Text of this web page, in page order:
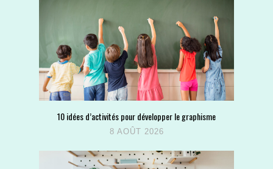
10 idées d’activités pour développer le graphisme
8 AOÛT 2026